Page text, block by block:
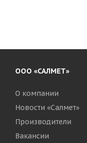
ООО «САЛМЕТ»
О компании
Новости «Салмет»
Производители
Вакансии